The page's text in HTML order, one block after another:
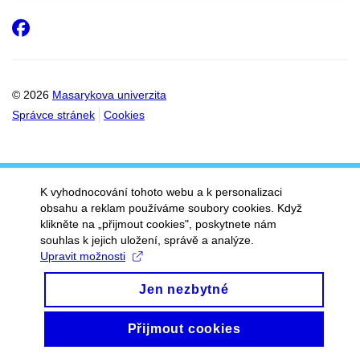
© 2026 Masarykova univerzita
Správce stránek
Cookies
Facebook
K vyhodnocování tohoto webu a k personalizaci
obsahu a reklam používáme soubory cookies. Když
klikněte na „přijmout cookies", poskytnete nám
souhlas k jejich uložení, správě a analýze.
Upravit možnosti
Jen nezbytné
Přijmout cookies